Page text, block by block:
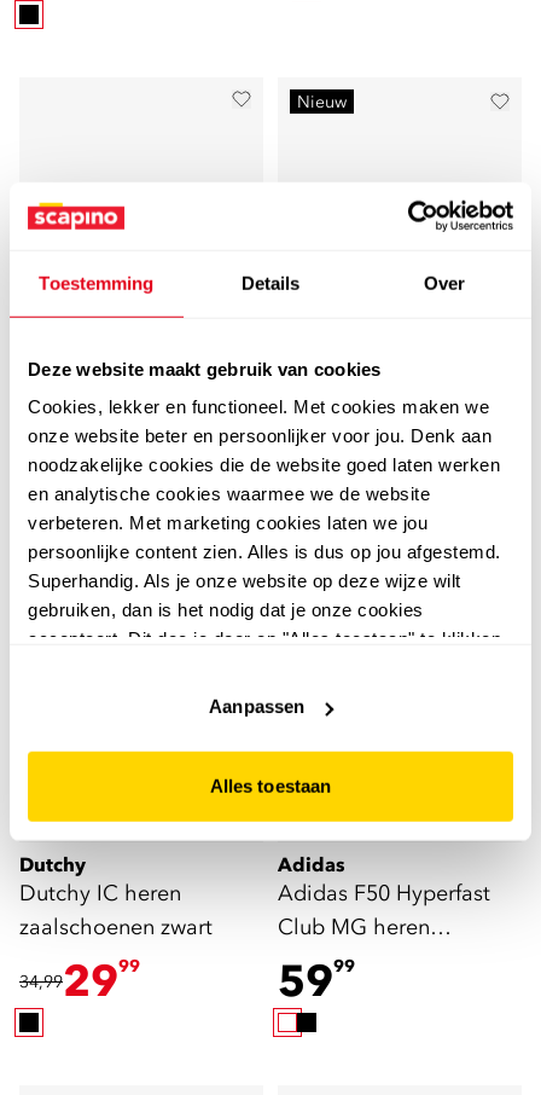
Toestemming Details Over
Deze website maakt gebruik van cookies
Cookies, lekker en functioneel. Met cookies maken we
onze website beter en persoonlijker voor jou. Denk aan
noodzakelijke cookies die de website goed laten werken
en analytische cookies waarmee we de website
verbeteren. Met marketing cookies laten we jou
persoonlijke content zien. Alles is dus op jou afgestemd.
Superhandig. Als je onze website op deze wijze wilt
gebruiken, dan is het nodig dat je onze cookies
accepteert. Dit doe je door op "Alles toestaan" te klikken.
website niet optimaal functioneert.
Aanpassen
Alles toestaan
Adidas
Adidas Copa Pure III
Club MG heren
voetbalschoenen wit
54,993900
Nieuw
Dutchy
zaalschoenen zwart
29,992499
Dutchy
Dutchy IC heren
zaalschoenen zwart
34,992999
Adidas
Adidas F50 Hyperfast
Club MG heren
voetbalschoenen wit
roze
5999